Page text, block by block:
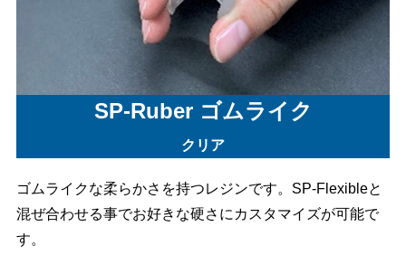
SP-Ruber ゴムライク
クリア
ゴムライクな柔らかさを持つレジンです。SP-Flexibleと
混ぜ合わせる事でお好きな硬さにカスタマイズが可能で
す。